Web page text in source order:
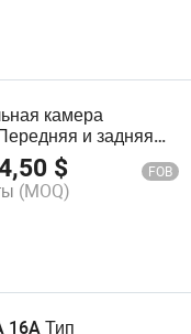
камера
и задняя
WiFi GPS
4K HD
черный ящик
$ FOB
(MOQ)
16A Тип